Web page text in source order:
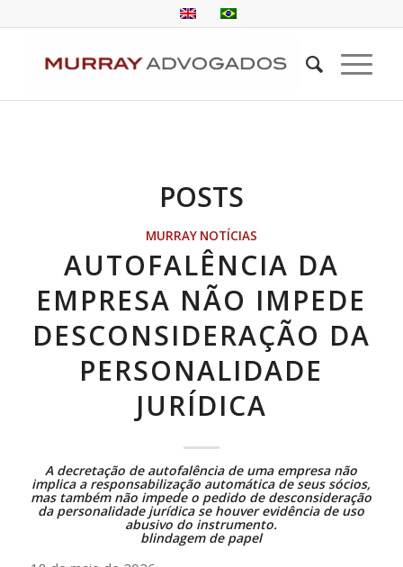
POSTS
MURRAY NOTÍCIAS
AUTOFALÊNCIA DA
EMPRESA NÃO IMPEDE
DESCONSIDERAÇÃO DA
PERSONALIDADE
JURÍDICA
A decretação de autofalênciade uma empresa não
implica a responsabilização automática de seus sócios,
mas também não impede o pedido de desconsideração
da personalidade jurídica se houver evidência de uso
abusivo do instrumento.
blindagem de papel